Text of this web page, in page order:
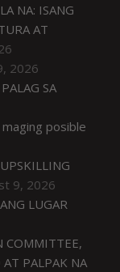
NA: ISANG
AT
2026
SA
posible
9, 2026
LUGAR
COMMITTEE,
PALPAK NA